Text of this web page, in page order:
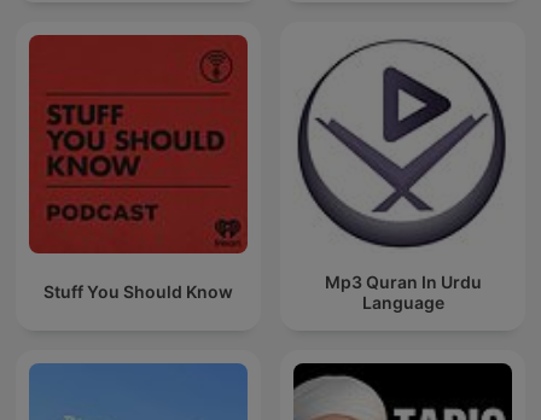
Stuff You Should Know
Mp3 Quran In Urdu
Language